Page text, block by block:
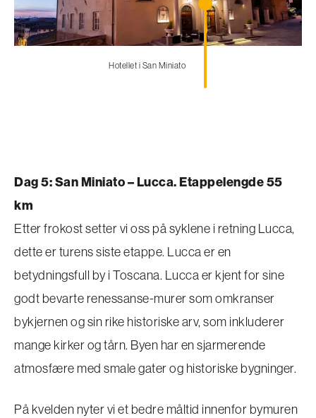
Hotellet i San Miniato
Dag 5: San Miniato – Lucca. Etappelengde 55
km
Etter frokost setter vi oss på syklene i retning Lucca,
dette er turens siste etappe. Lucca er en
betydningsfull by i Toscana. Lucca er kjent for sine
godt bevarte renessanse-murer som omkranser
bykjernen og sin rike historiske arv, som inkluderer
mange kirker og tårn. Byen har en sjarmerende
atmosfære med smale gater og historiske bygninger.
På kvelden nyter vi et bedre måltid innenfor bymuren